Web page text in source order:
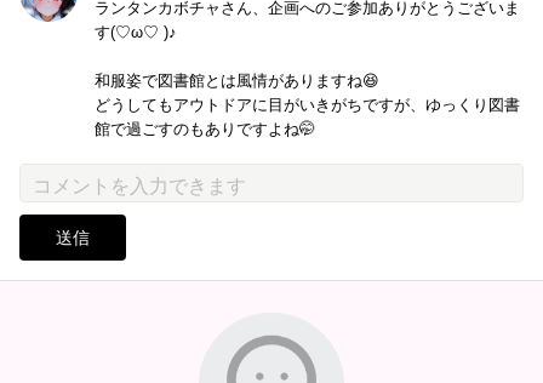
ランタンカボチャさん、企画へのご参加ありがとうございま
す(⁠♡⁠ω⁠♡⁠ ⁠)⁠♪
和服姿で図書館とは風情がありますね😆
どうしてもアウトドアに目がいきがちですが、ゆっくり図書
館で過ごすのもありですよね🤭
送信